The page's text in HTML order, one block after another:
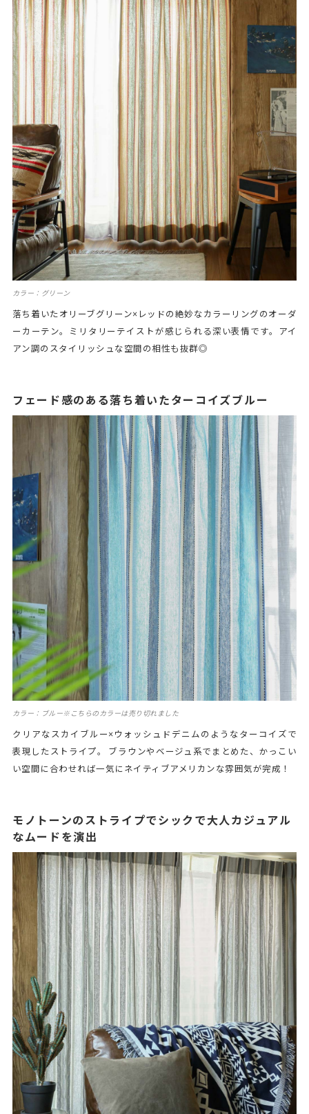
カラー：グリーン
落ち着いたオリーブグリーン×レッドの絶妙なカラーリングのオーダ
ーカーテン。ミリタリーテイストが感じられる深い表情です。アイ
アン調のスタイリッシュな空間の相性も抜群◎
フェード感のある落ち着いたターコイズブルー
カラー：ブルー※こちらのカラーは売り切れました
クリアなスカイブルー×ウォッシュドデニムのようなターコイズで
表現したストライプ。 ブラウンやベージュ系でまとめた、かっこい
い空間に合わせれば一気にネイティブアメリカンな雰囲気が完成！
モノトーンのストライプでシックで大人カジュアル
なムードを演出